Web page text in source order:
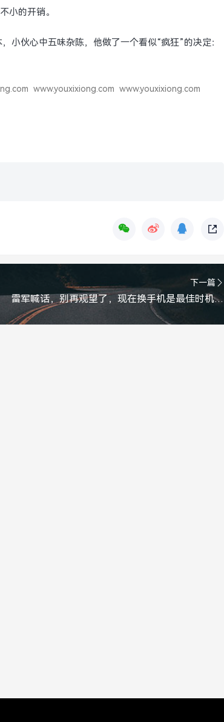
小的开销。
小伙心中五味杂陈，他做了一个看似“疯狂”的决定：
www.youxixiong.com www.youxixiong.com
下一篇
雷军喊话，别再观望了，现在换手机是最佳时机！雷军喊话，别观望了，现在换手机是最佳时机！